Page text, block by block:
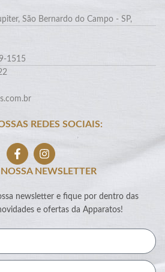
São Bernardo do Campo - SP,
1515
REDES SOCIAIS:
NEWSLETTER
newsletter e fique por dentro das
e ofertas da Apparatos!